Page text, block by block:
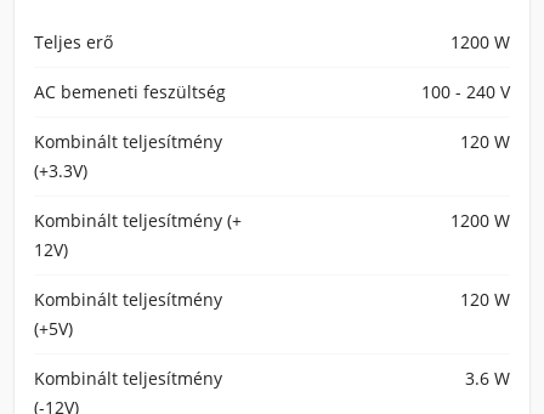
Teljes erő 1200 W
AC bemeneti feszültség 100 - 240 V
Kombinált teljesítmény
(+3.3V)
120 W
Kombinált teljesítmény (+
12V)
1200 W
Kombinált teljesítmény
(+5V)
120 W
Kombinált teljesítmény
(-12V)
3.6 W